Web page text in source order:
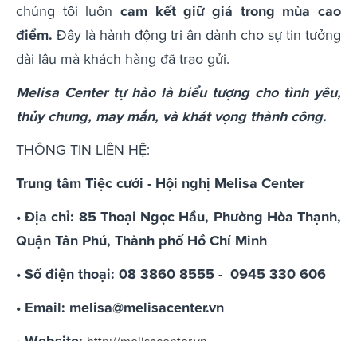
chúng tôi luôn cam kết giữ giá trong mùa cao
điểm. Đây là hành động tri ân dành cho sự tin tưởng
dài lâu mà khách hàng đã trao gửi.
Melisa Center tự hào là biểu tượng cho tình yêu,
thủy chung, may mắn, và khát vọng thành công.
THÔNG TIN LIÊN HỆ:
Trung tâm Tiệc cưới - Hội nghị Melisa Center
• Địa chỉ: 85 Thoại Ngọc Hầu, Phường Hòa Thạnh,
Quận Tân Phú, Thành phố Hồ Chí Minh
• Số điện thoại: 08 3860 8555 - 0945 330 606
• Email: melisa@melisacenter.vn